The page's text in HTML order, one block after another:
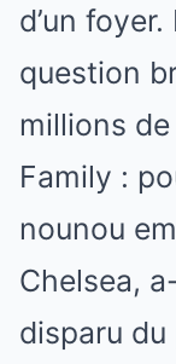
d’un
question
millions
Family :
nounou
Chelsea,
disparu du